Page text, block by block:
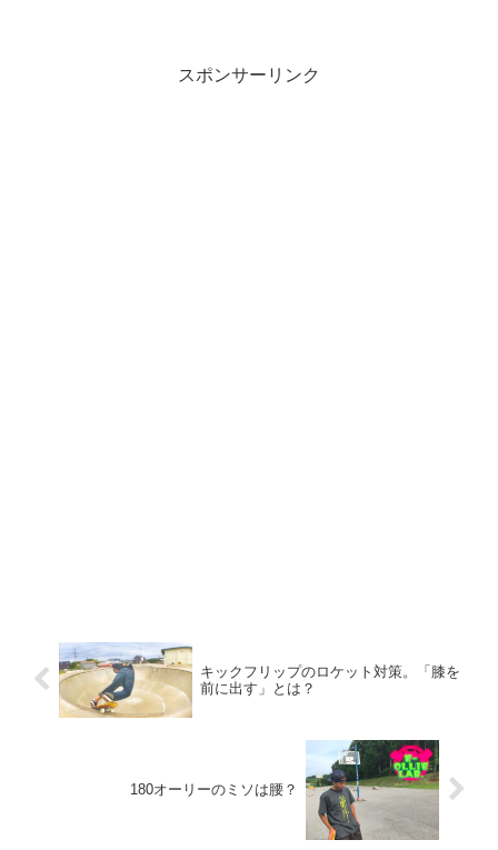
スポンサーリンク
キックフリップのロケット対策。「膝を
前に出す」とは？
180オーリーのミソは腰？